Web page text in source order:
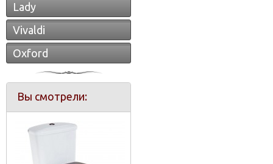
Lady
Vivaldi
Oxford
Вы смотрели: